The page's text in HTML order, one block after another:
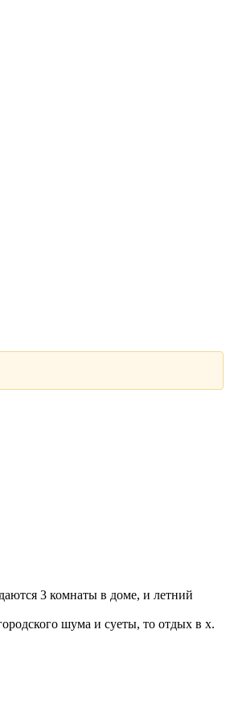
3 комнаты в доме, и летний
шума и суеты, то отдых в х.